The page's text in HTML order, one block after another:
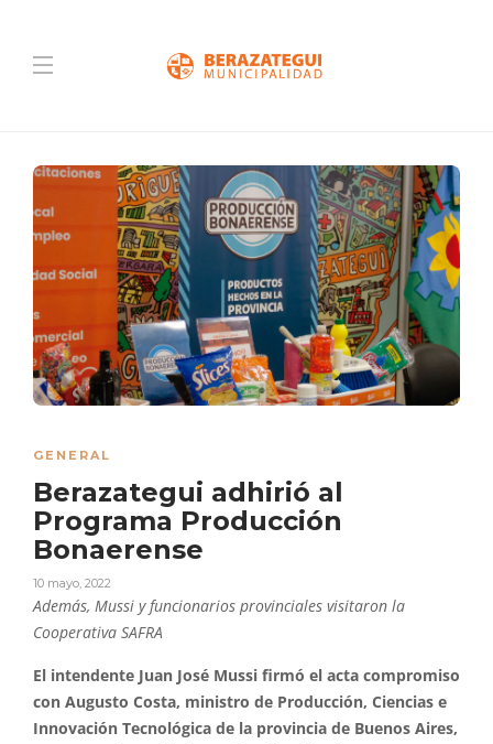
GENERAL
Berazategui adhirió al
Programa Producción
Bonaerense
10 mayo, 2022
Además, Mussi y funcionarios provinciales visitaron la
Cooperativa SAFRA
El intendente Juan José Mussi firmó el acta compromiso
con Augusto Costa, ministro de Producción, Ciencias e
Innovación Tecnológica de la provincia de Buenos Aires,